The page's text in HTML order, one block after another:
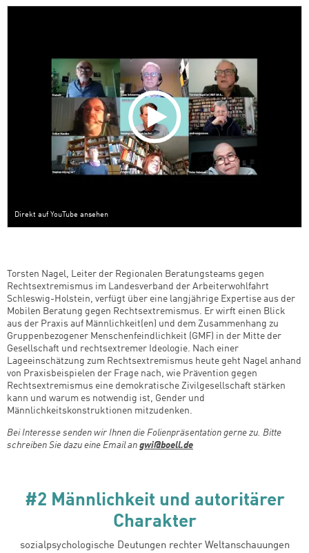
Direkt auf YouTube ansehen
Torsten Nagel, Leiter der Regionalen Beratungsteams gegen
Rechtsextremismus im Landesverband der Arbeiterwohlfahrt
Schleswig-Holstein, verfügt über eine langjährige Expertise aus der
Mobilen Beratung gegen Rechtsextremismus. Er wirft einen Blick
aus der Praxis auf Männlichkeit(en) und dem Zusammenhang zu
Gruppenbezogener Menschenfeindlichkeit (GMF) in der Mitte der
Gesellschaft und rechtsextremer Ideologie. Nach einer
Lageeinschätzung zum Rechtsextremismus heute geht Nagel anhand
von Praxisbeispielen der Frage nach, wie Prävention gegen
Rechtsextremismus eine demokratische Zivilgesellschaft stärken
kann und warum es notwendig ist, Gender und
Männlichkeitskonstruktionen mitzudenken.
Bei Interesse senden wir Ihnen die Folienpräsentation gerne zu. Bitte
schreiben Sie dazu eine Email an gwi@boell.de
#2 Männlichkeit und autoritärer
Charakter
sozialpsychologische Deutungen rechter Weltanschauungen